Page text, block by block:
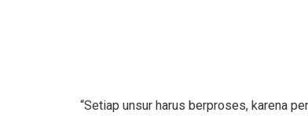
“Setiap unsur harus berproses, karena